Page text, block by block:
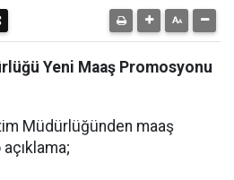
Yeni Maaş Promosyonu
Müdürlüğünden maaş